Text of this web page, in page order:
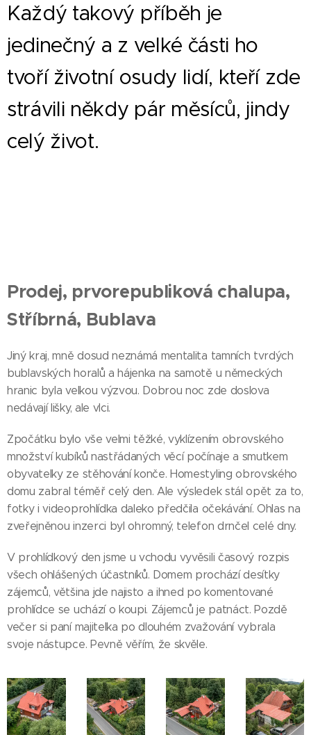
Každý takový příběh je
jedinečný a z velké části ho
tvoří životní osudy lidí, kteří zde
strávili někdy pár měsíců, jindy
celý život.
Prodej, prvorepubliková chalupa,
Stříbrná, Bublava
Jiný kraj, mně dosud neznámá mentalita tamních tvrdých
bublavských horalů a hájenka na samotě u německých
hranic byla velkou výzvou. Dobrou noc zde doslova
nedávají lišky, ale vlci.
Zpočátku bylo vše velmi těžké, vyklízením obrovského
množství kubíků nastřádaných věcí počínaje a smutkem
obyvatelky ze stěhování konče. Homestyling obrovského
domu zabral téměř celý den. Ale výsledek stál opět za to,
fotky i videoprohlídka daleko předčila očekávání. Ohlas na
zveřejněnou inzerci byl ohromný, telefon drnčel celé dny.
V prohlídkový den jsme u vchodu vyvěsili časový rozpis
všech ohlášených účastníků. Domem prochází desítky
zájemců, většina jde najisto a ihned po komentované
prohlídce se uchází o koupi. Zájemců je patnáct. Pozdě
večer si paní majitelka po dlouhém zvažování vybrala
svoje nástupce. Pevně věřím, že skvěle.